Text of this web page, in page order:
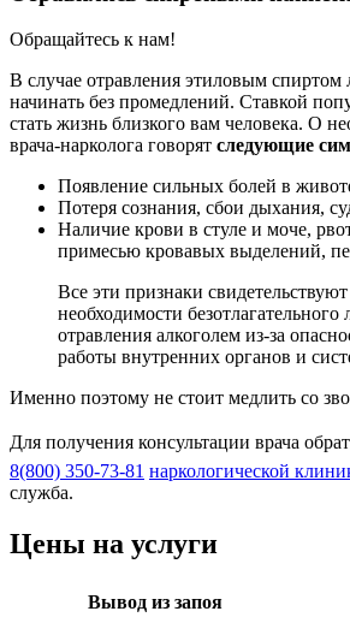
Обращайтесь к нам!
В случае отравления этиловым спиртом
начинать без промедлений. Ставкой
стать жизнь близкого вам человека. О
врача-нарколога говорят следующие
Появление сильных болей в
Потеря сознания, сбои дыхания,
Наличие крови в стуле и моче,
примесью кровавых выделений,
Все эти признаки
необходимости безотлагательного
отравления алкоголем из-за
работы внутренних органов и
Именно поэтому не стоит медлить со
Для получения консультации врача
8(800) 350-73-81 наркологической
служба.
Цены на услуги
Вывод из запоя